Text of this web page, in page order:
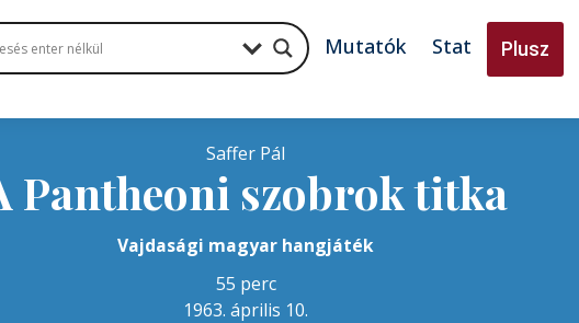
Mutatók Stat Plusz
Saffer Pál
Pantheoni szobrok titka
Vajdasági magyar hangjáték
55 perc
1963. április 10.